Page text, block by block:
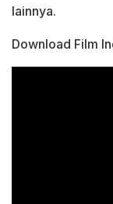
lainnya.
Download Film